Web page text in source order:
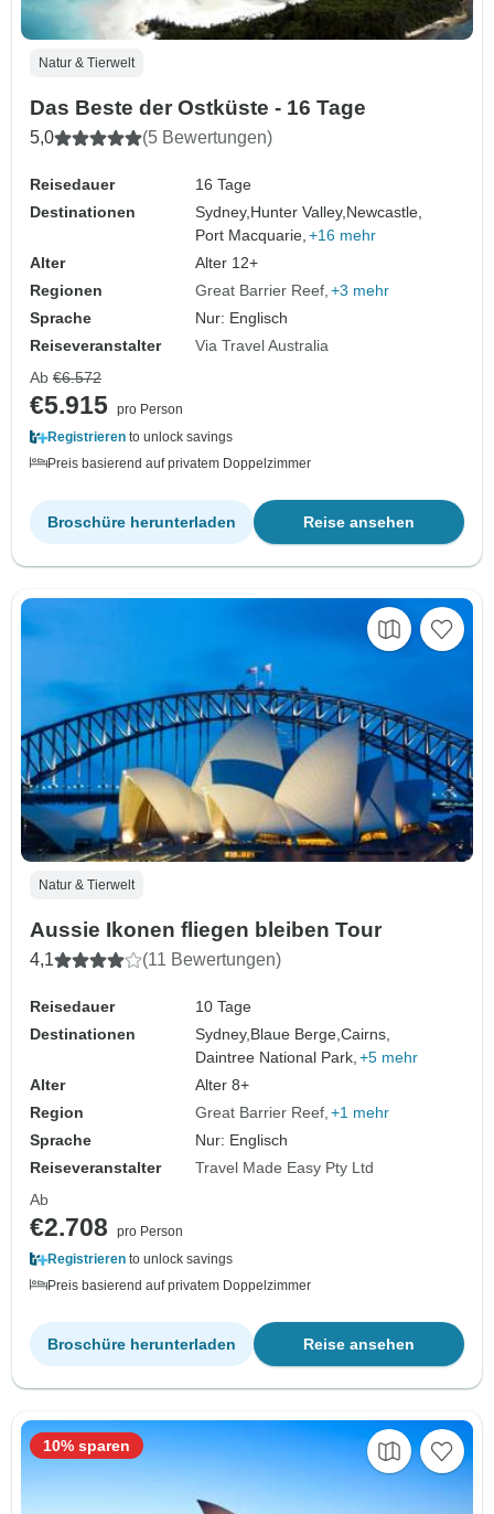
Natur & Tierwelt
Das Beste der Ostküste - 16 Tage
5,0 (5 Bewertungen)
Reisedauer
16 Tage
Destinationen
Sydney, Hunter Valley, Newcastle,
Port Macquarie, +16 mehr
Alter
Alter 12+
Regionen
Great Barrier Reef +3 mehr
Sprache
Nur: Englisch
Reiseveranstalter
Via Travel Australia
Ab €6.572
€5.915 pro Person
Registrieren to unlock savings
Preis basierend auf privatem Doppelzimmer
Reise ansehen
Broschüre herunterladen
Natur & Tierwelt
Aussie Ikonen fliegen bleiben Tour
4,1 (11 Bewertungen)
Reisedauer
10 Tage
Destinationen
Sydney, Blaue Berge,Cairns,
Daintree National Park, +5 mehr
Alter
Alter 8+
Region
Great Barrier Reef +1 mehr
Sprache
Nur: Englisch
Reiseveranstalter
Travel Made Easy Pty Ltd
Ab
€2.708
pro Person
Registrieren to unlock savings
Preis basierend auf privatem Doppelzimmer
Reise ansehen
Broschüre herunterladen
10% sparen